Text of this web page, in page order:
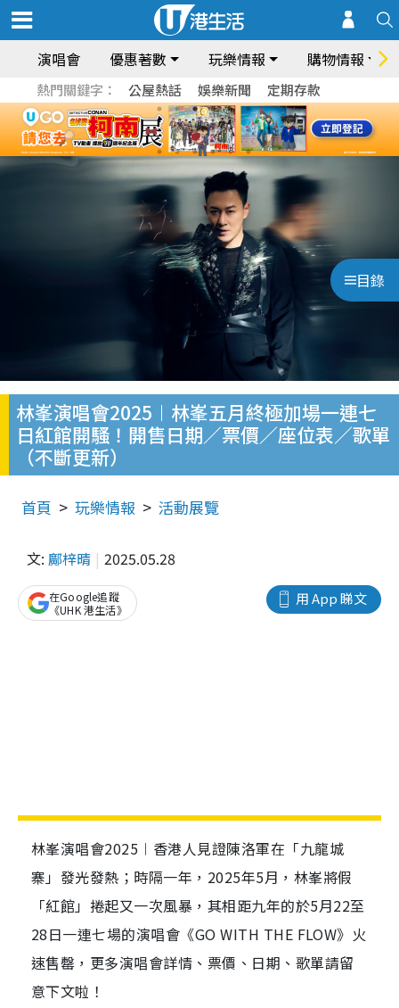
演唱會 優惠著數 玩樂情報 購物情報
熱門關鍵字： 公屋熱話 娛樂新聞 定期存款
目錄
林峯演唱會2025︱林峯五月終極加場一連七
日紅館開騷！開售日期／票價／座位表／歌單
（不斷更新）
首頁 玩樂情報 活動展覽
文: 鄺梓晴 2025.05.28
用 App 睇文
在Google追蹤
《UHK 港生活》
林峯演唱會2025︱香港人見證陳洛軍在「九龍城
寨」發光發熱；時隔一年，2025年5月，林峯將假
「紅館」捲起又一次風暴，其相距九年的於5月22至
28日一連七場的演唱會《GO WITH THE FLOW》火
速售罄，更多演唱會詳情、票價、日期、歌單請留
意下文啦！